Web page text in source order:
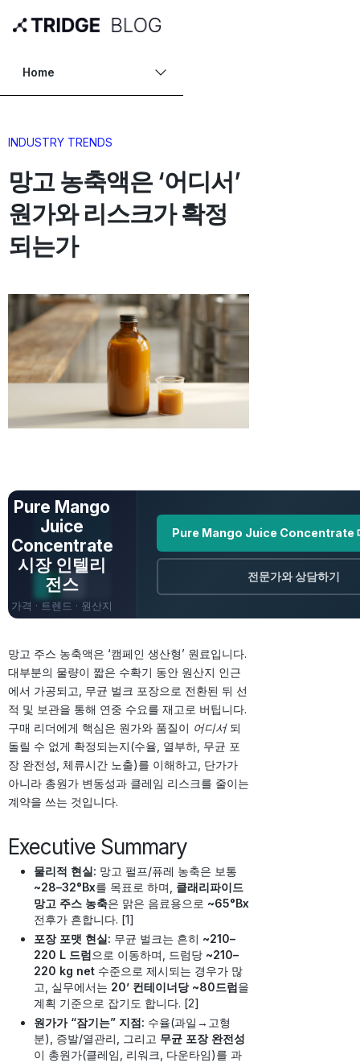
Home
INDUSTRY TRENDS
망고 농축액은 ‘어디서’
원가와 리스크가 확정
되는가
Pure Mango
Juice
Concentrate
시장 인텔리
전스
가격 · 트렌드 · 원산지
Pure Mango Juice Concentrate
전문가와 상담하기
망고 주스 농축액은 ‘캠페인 생산형’ 원료입니다.
대부분의 물량이 짧은 수확기 동안 원산지 인근
에서 가공되고, 무균 벌크 포장으로 전환된 뒤 선
적 및 보관을 통해 연중 수요를 재고로 버팁니다.
구매 리더에게 핵심은 원가와 품질이 어디서되
돌릴 수 없게 확정되는지(수율, 열부하, 무균 포
장 완전성, 체류시간 노출)를 이해하고, 단가가
아니라 총원가 변동성과 클레임 리스크를 줄이는
계약을 쓰는 것입니다.
Executive Summary
물리적 현실: 망고 펄프/퓨레 농축은 보통
~28–32°Bx를 목표로 하며, 클래리파이드
망고 주스 농축은 맑은 음료용으로 ~65°Bx
전후가 흔합니다. [1]
포장 포맷 현실: 무균 벌크는 흔히 ~210–
220 L 드럼으로 이동하며, 드럼당 ~210–
220 kg net 수준으로 제시되는 경우가 많
고, 실무에서는 20’ 컨테이너당 ~80드럼을
계획 기준으로 잡기도 합니다. [2]
원가가 “잠기는” 지점: 수율(과일→고형
분), 증발/열관리, 그리고 무균 포장 완전성
이 총원가(클레임, 리워크, 다운타임)를 과